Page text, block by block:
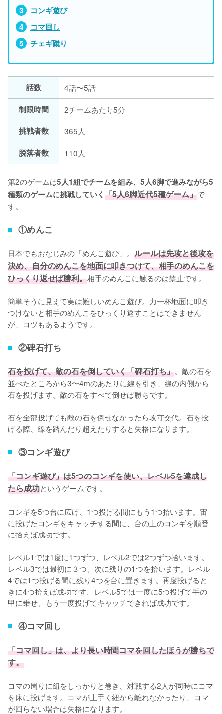
コンギ遊び
コマ回し
チェギ蹴り
話数
4話〜5話
制限時間
2チームあたり5分
挑戦者数
365人
脱落者数
110人
第2のゲームは5人1組でチームを組み、5人6脚で進みながら5
種類のゲームに挑戦していく「5人6脚近代5種ゲーム」で
す。
①めんこ
日本でもおなじみの「めんこ遊び」。 ルールは先攻と後攻を
決め、自分のめんこを地面に叩きつけて、相手のめんこを
ひっくり返せば勝利。相手のめんこに触るのは禁止です。
簡単そうに見えて実は難しいめんこ遊び。力一杯地面に叩き
つけないと相手のめんこをひっくり返すことはできません
が、コツもあるようです。
②碑石打ち
石を投げて、敵の石を倒していく「碑石打ち」。敵の石を
並べたところから3〜4mのあたりに線を引き、線の内側から
石を投げます。敵の石をすべて倒せば勝ちです。
石を全部投げても敵の石を倒せなかったら攻守交代。石を投
げる際、線を踏んだり超えたりすると失格になります。
③コンギ遊び
「コンギ遊び」は5つのコンギを使い、レベル5を達成し
たら成功というゲームです。
コンギを5つ台に広げ、1つ投げる間にもう1つ拾います。宙
に投げたコンギをキャッチする間に、台の上のコンギを順番
に拾えば成功です。
レベル1では1度に1つずつ、レベル2では2つずつ拾います。
レベル3では最初に３つ、次に残りの1つを拾います。レベル
4では1つ投げる間に残り4つを台に置きます。再度投げると
きに4つ拾えば成功です。レベル5では一度に5つ投げて手の
甲に乗せ、もう一度投げてキャッチできれば成功です。
④コマ回し
「コマ回し」は、より長い時間コマを回したほうが勝ちで
す。
コマの周りに紐をしっかりと巻き、対戦する2人が同時にコマ
を床に投げます。コマが上手く紐から離れなかったり、コマ
が回らない場合は失格になります。